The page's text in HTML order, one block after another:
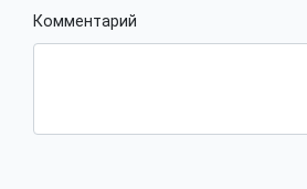
Комментарий